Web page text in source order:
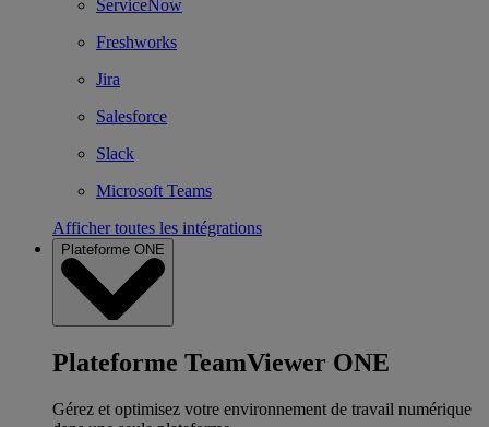
ServiceNow
Freshworks
Jira
Salesforce
Slack
Microsoft Teams
Afficher toutes les intégrations
Plateforme ONE
Plateforme TeamViewer ONE
Gérez et optimisez votre environnement de travail numérique